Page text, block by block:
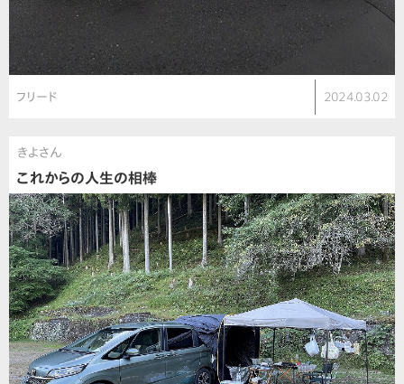
フリード 2024.03.02
きよさん
これからの人生の相棒